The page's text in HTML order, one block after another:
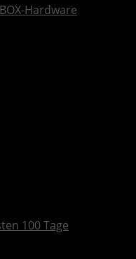
Hardware
100 Tage